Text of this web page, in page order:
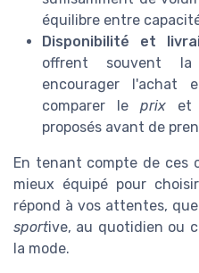
équilibre entre
Disponibilité et
offrent souvent
encourager l'achat
comparer leprix et
proposés avant de
En tenant compte de ces
mieux équipé pour
répond à vos attentes,
sportive, au quotidien ou
la mode.